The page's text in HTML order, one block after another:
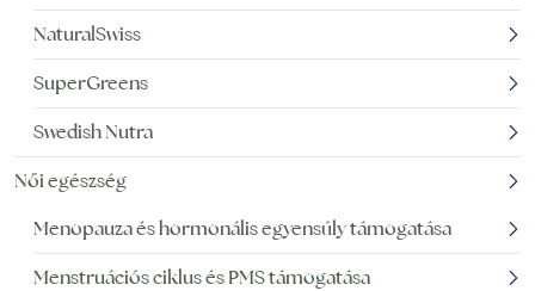
NaturalSwiss
SuperGreens
Swedish Nutra
Női egészség
Menopauza és hormonális egyensúly támogatása
Menstruációs ciklus és PMS támogatása